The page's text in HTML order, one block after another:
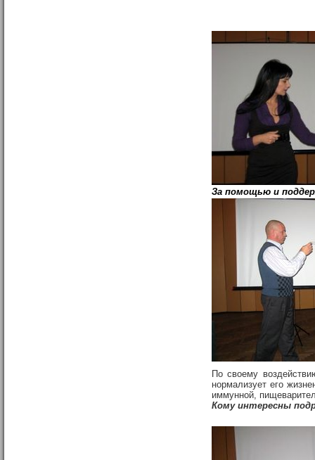
За помощью и
По своему
нормализует его
иммунной,
Кому интересны